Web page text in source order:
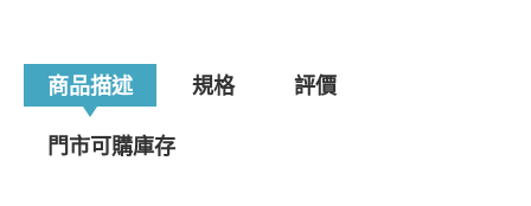
商品描述 規格 評價
門市可購庫存